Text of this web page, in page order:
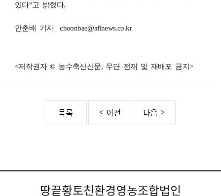
있다”고 밝혔다.
안춘배 기자 choonbae@aflnews.co.kr
<저작권자 © 농수축산신문, 무단 전재 및 재배포 금지>
땅끝황토친환경영농조합법인